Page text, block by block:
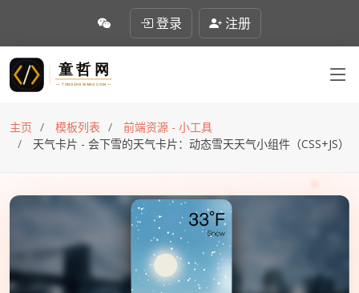
登录 注册
主页 模板列表
前端资源 - 小工具
天气卡片 - 会下雪的天气卡片：动态雪天天气小组件（CSS+JS）